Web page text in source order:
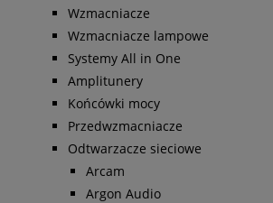
Wzmacniacze
Wzmacniacze lampowe
Systemy All in One
Amplitunery
Końcówki mocy
Przedwzmacniacze
Odtwarzacze sieciowe
Arcam
Argon Audio